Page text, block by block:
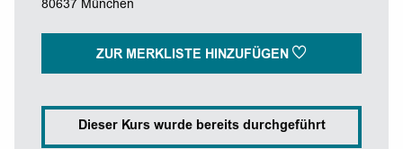
80637 München
ZUR MERKLISTE HINZUFÜGEN
Dieser Kurs wurde bereits durchgeführt